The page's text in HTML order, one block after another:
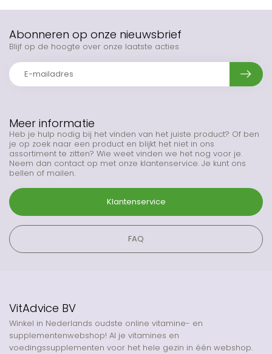
Meer informatie
Heb je hulp nodig bij het vinden van het juiste product? Of ben
je op zoek naar een product en blijkt het niet in ons
assortiment te zitten? Wie weet vinden we het nog voor je.
Neem dan contact op met onze klantenservice. Je kunt ons
bellen of mailen.
Klantenservice
FAQ
Abonneren op onze nieuwsbrief
Blijf op de hoogte over onze laatste acties
VitAdvice BV
Winkel in Nederlands oudste online vitamine- en
supplementenwebshop! Al je vitamines en
voedingssupplementen voor het hele gezin in één webshop.